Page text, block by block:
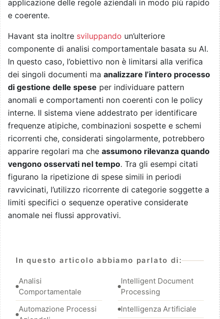
applicazione delle regole aziendali in modo più rapido
e coerente.
Havant sta inoltre sviluppando un’ulteriore
componente di analisi comportamentale basata su AI.
In questo caso, l’obiettivo non è limitarsi alla verifica
dei singoli documenti ma analizzare l’intero processo
di gestione delle spese per individuare pattern
anomali e comportamenti non coerenti con le policy
interne. Il sistema viene addestrato per identificare
frequenze atipiche, combinazioni sospette e schemi
ricorrenti che, considerati singolarmente, potrebbero
apparire regolari ma che assumono rilevanza quando
vengono osservati nel tempo. Tra gli esempi citati
figurano la ripetizione di spese simili in periodi
ravvicinati, l’utilizzo ricorrente di categorie soggette a
limiti specifici o sequenze operative considerate
anomale nei flussi approvativi.
In questo articolo abbiamo parlato di:
Analisi
Comportamentale
Automazione Processi
Intelligent Document
Processing
Intelligenza Artificiale